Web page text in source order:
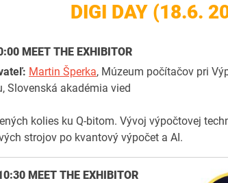
DIGI DAY (18.6.
MEET THE EXHIBITOR
Martin Šperka, Múzeum počítačov pri
Slovenská akadémia vied
kolies ku Q-bitom. Vývoj výpočtovej
strojov po kvantový výpočet a AI.
MEET THE EXHIBITOR